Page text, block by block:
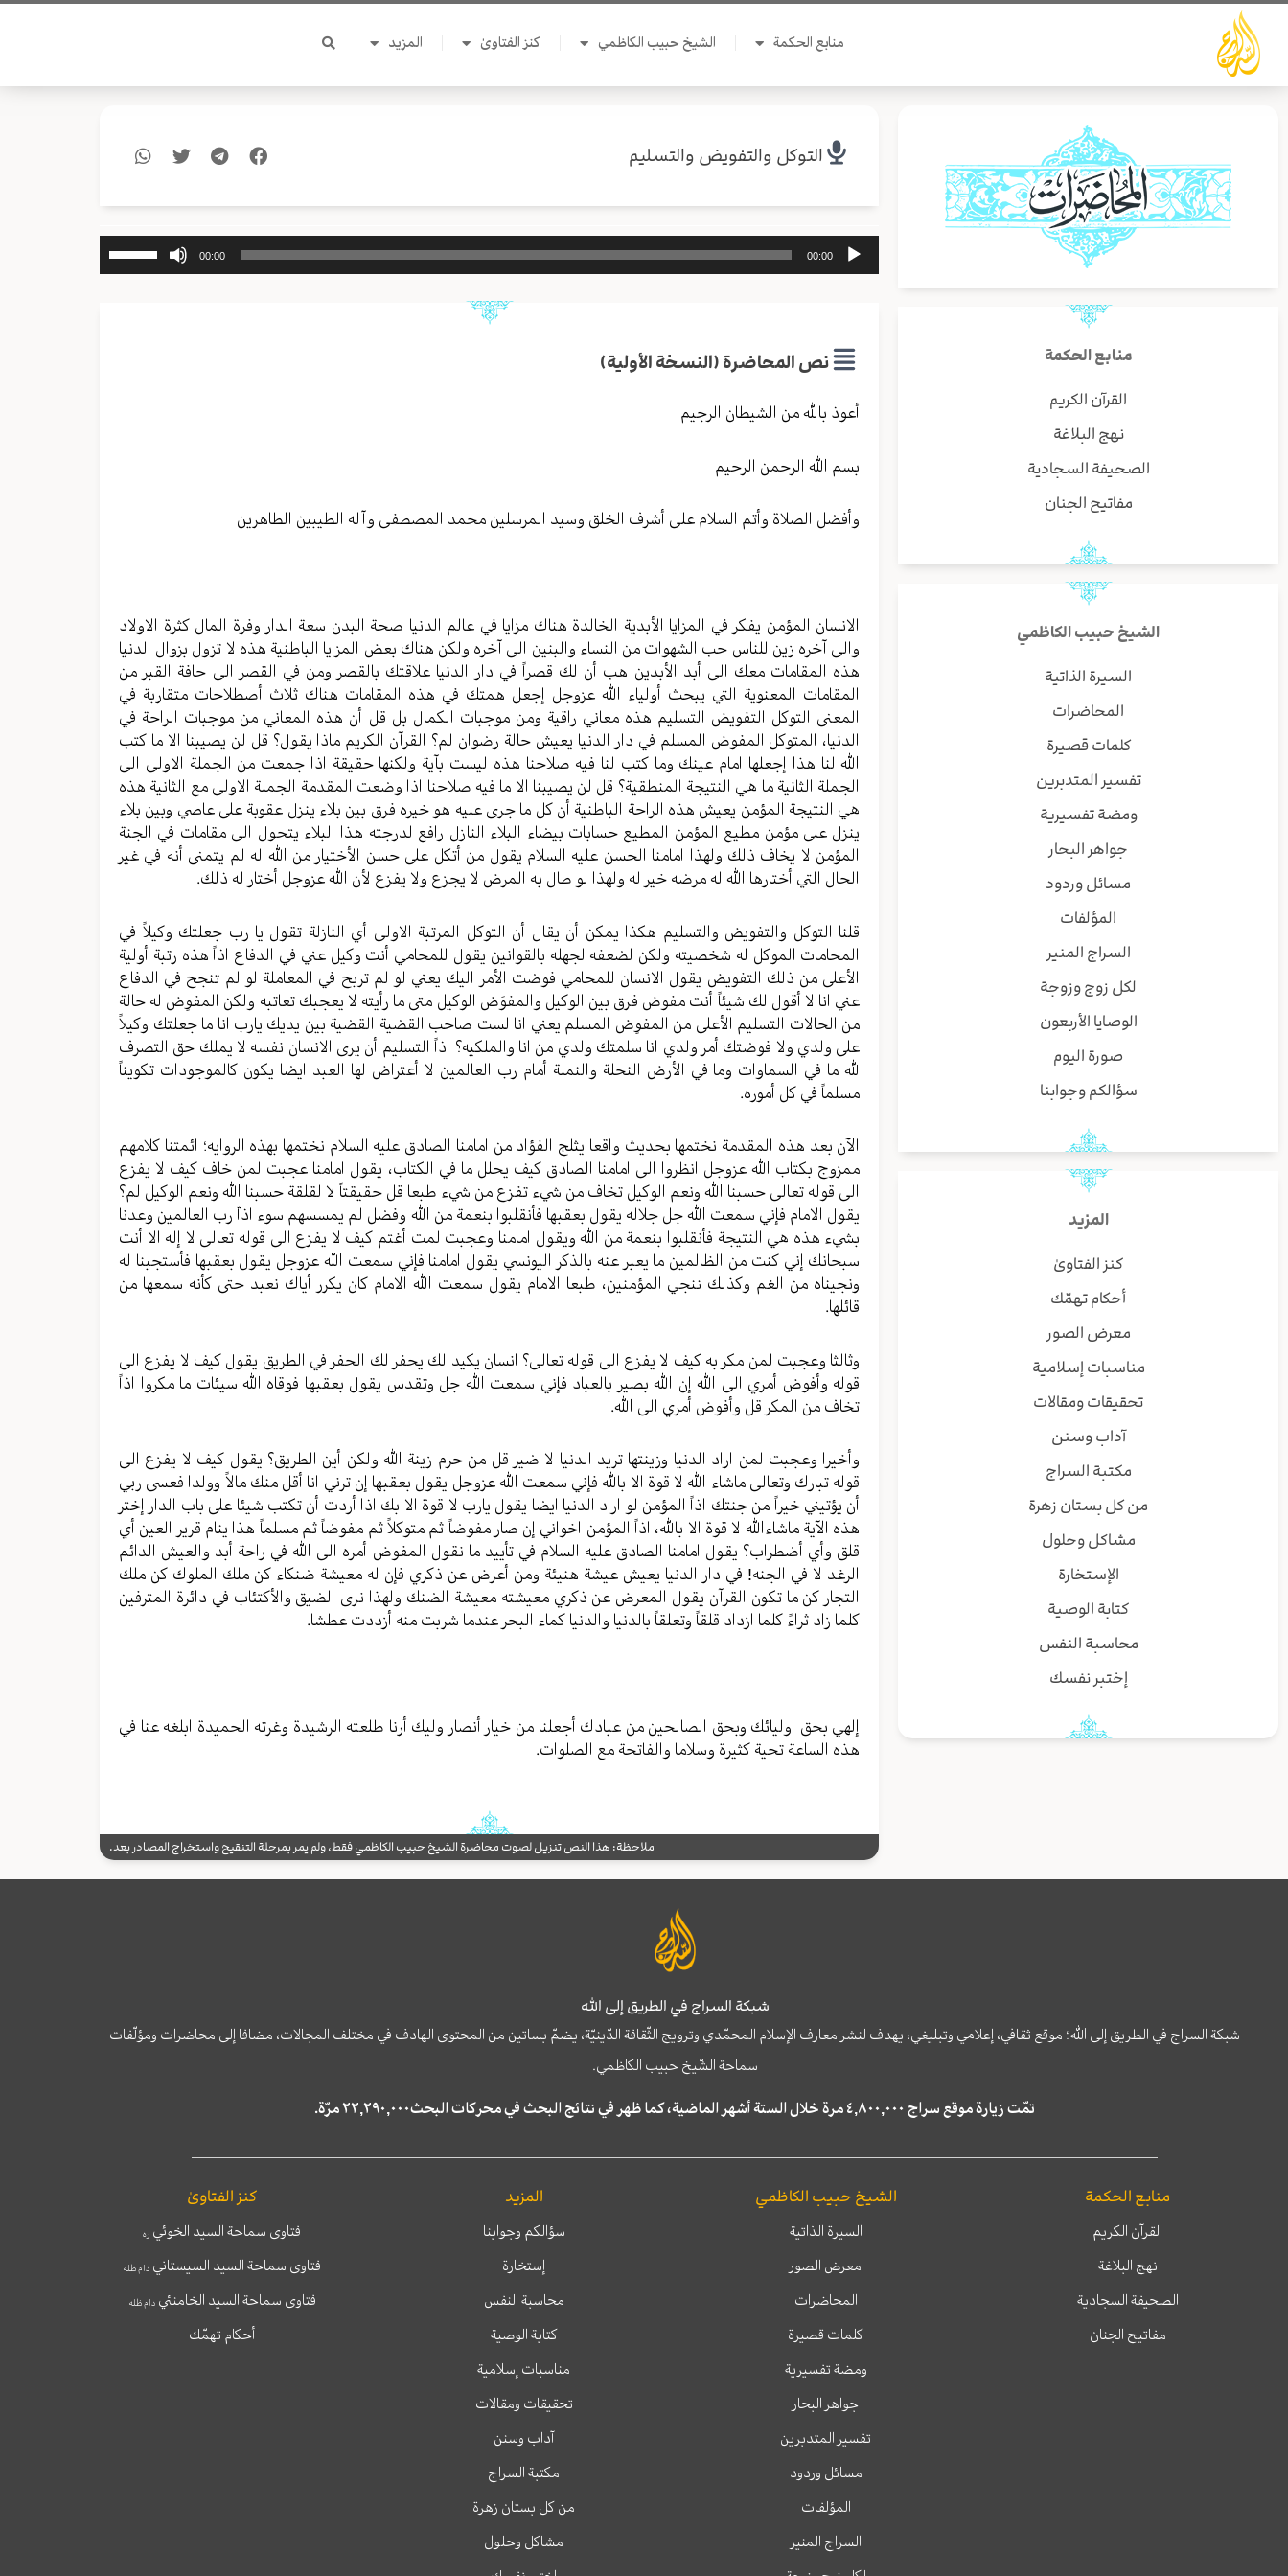
تخطي
المحتوى
منابع الحكمة الشيخ حبيب الكاظمي كنز الفتاوىٰ المزيد
منابع الحكمة
القرآن الكريم
نهج البلاغة
الصحيفة السجادية
مفاتيح الجنان
الشيخ حبيب الكاظمي
السيرة الذاتية
المحاضرات
كلمات قصيرة
تفسير المتدبرين
ومضة تفسيرية
جواهر البحار
مسائل وردود
المؤلفات
السراج المنير
لكل زوج وزوجة
الوصايا الأربعون
صورة اليوم
سؤالكم وجوابنا
المزيد
كنز الفتاوىٰ
أحكام تهمّك
معرض الصور
مناسبات إسلامية
تحقيقات ومقالات
آداب وسنن
مكتبة السراج
من كل بستان زهرة
مشاكل وحلول
الإستخارة
كتابة الوصية
محاسبة النفس
إختبر نفسك
التوكل والتفويض والتسليم
مشغل
00:00
00:00
نص المحاضرة (النسخة الأولية)
أعوذ بالله من الشیطان الرجیم
بسم الله الرحمن الرحیم
وأفضل الصلاة وأتم السلام علی أشرف الخلق وسید المرسلین محمد المصطفی وآله الطیبین الطاهرین
الانسان المؤمن يفكر في المزايا الأبدية الخالدة هناك مزايا في عالم الدنيا صحة البدن سعة الدار وفرة المال كثرة الاولاد
والى آخره زين للناس حب الشهوات من النساء والبنين الى آخره ولكن هناك بعض المزايا الباطنية هذه لا تزول بزوال الدنيا
هذه المقامات معك الى أبد الأبدين هب أن لك قصراً في دار الدنيا علاقتك بالقصر ومن في القصر الى حافة القبر من
المقامات المعنوية التي يبحث أولياء الله عزوجل إجعل همتك في هذه المقامات هناك ثلاث أصطلاحات متقاربة في
المعنى التوكل التفويض التسليم هذه معاني راقية ومن موجبات الكمال بل قل أن هذه المعاني من موجبات الراحة في
الدنيا، المتوكل المفوض المسلم في دار الدنيا يعيش حالة رضوان لم؟ القرآن الكريم ماذا يقول؟ قل لن يصيبنا الا ما كتب
الله لنا هذا إجعلها امام عينك وما كتب لنا فيه صلاحنا هذه ليست بآية ولكنها حقيقة اذا جمعت من الجملة الاولى الى
الجملة الثانية ما هي النتيجة المنطقية؟ قل لن يصيبنا الا ما فيه صلاحنا اذا وضعت المقدمة الجملة الاولى مع الثانية هذه
هي النتيجة المؤمن يعيش هذه الراحة الباطنية أن كل ما جرى عليه هو خيره فرق بين بلاء ينزل عقوبة على عاصي وبين بلاء
ينزل على مؤمن مطيع المؤمن المطيع حسابات بيضاء البلاء النازل رافع لدرجته هذا البلاء يتحول الى مقامات في الجنة
المؤمن لا يخاف ذلك ولهذا امامنا الحسن عليه السلام يقول من أتكل على حسن الأختيار من الله له لم يتمنى أنه في غير
الحال التي أختارها الله له مرضه خير له ولهذا لو طال به المرض لا يجزع ولا يفزع لأن الله عزوجل أختار له ذلك.
قلنا التوكل والتفويض والتسليم هكذا يمكن أن يقال أن التوكل المرتبة الاولى أي النازلة تقول يا رب جعلتك وكيلاً في
المحامات الموكل له شخصيته ولكن لضعفه لجهله بالقوانين يقول للمحامي أنت وكيل عني في الدفاع اذاً هذه رتبة أولية
الأعلى من ذلك التفويض يقول الانسان للمحامي فوضت الأمر اليك يعني لو لم تربح في المعاملة لو لم تنجح في الدفاع
عني انا لا أقول لك شيئاً أنت مفوض فرق بين الوكيل والمفوَض الوكيل متى ما رأيته لا يعجبك تعاتبه ولكن المفوِض له حالة
من الحالات التسليم الأعلى من المفوِض المسلم يعني انا لست صاحب القضية القضية بين يديك يارب انا ما جعلتك وكيلاً
على ولدي ولا فوضتك أمر ولدي انا سلمتك ولدي من انا والملكيه؟ اذاً التسليم أن يرى الانسان نفسه لا يملك حق التصرف
لله ما في السماوات وما في الأرض النحلة والنملة أمام رب العالمين لا أعتراض لها العبد ايضا يكون كالموجودات تكويناً
مسلماً في كل أموره.
الآن بعد هذه المقدمة نختمها بحديث واقعا يثلج الفؤاد من امامنا الصادق عليه السلام نختمها بهذه الروايه؛ ائمتنا كلامهم
ممزوج بكتاب الله عزوجل انظروا الى امامنا الصادق كيف يحلل ما في الكتاب، يقول امامنا عجبت لمن خاف كيف لا يفزع
الى قوله تعالى حسبنا الله ونعم الوكيل تخاف من شيء تفزع من شيء طبعا قل حقيقتاً لا لقلقة حسبنا الله ونعم الوكيل لم؟
يقول الامام فإني سمعت الله جل جلاله يقول بعقبها فأنقلبوا بنعمة من الله وفضل لم يمسسهم سوء اذاّ رب العالمين وعدنا
بشيء هذه هي النتيجة فأنقلبوا بنعمة من الله ويقول امامنا وعجبت لمت أغتم كيف لا يفزع الى قوله تعالى لا إله الا أنت
سبحانك إني كنت من الظالمين ما يعبر عنه بالذكر اليونسي يقول امامنا فإني سمعت الله عزوجل يقول بعقبها فأستجبنا له
ونجيناه من الغم وكذلك ننجي المؤمنين، طبعا الامام يقول سمعت الله الامام كان يكرر أياك نعبد حتى كأنه سمعها من
قائلها.
وثالثا وعجبت لمن مكر به كيف لا يفزع الى قوله تعالى؟ انسان يكيد لك يحفر لك الحفر في الطريق يقول كيف لا يفزع الى
قوله وأفوض أمري الى الله إن الله بصير بالعباد فإني سمعت الله جل وتقدس يقول بعقبها فوقاه الله سيئات ما مكروا اذاً
تخاف من المكر قل وأفوض أمري الى الله.
وأخيرا وعجبت لمن اراد الدنيا وزينتها تريد الدنيا لا ضير قل من حرم زينة الله ولكن أين الطريق؟ يقول كيف لا يفزع الى
قوله تبارك وتعالى ماشاء الله لا قوة الا بالله فإني سمعت الله عزوجل يقول بعقبها إن ترني انا أقل منك مالاً وولدا فعسى ربي
أن يؤتيني خيراً من جنتك اذاً المؤمن لو اراد الدنيا ايضا يقول يارب لا قوة الا بك اذا أردت أن تكتب شيئا على باب الدار إختر
هذه الآية ماشاءالله لا قوة الا بالله، اذاً المؤمن اخواني إن صار مفوضاً ثم متوكلاً ثم مفوضاً ثم مسلماً هذا ينام قرير العين أي
قلق وأي أضطراب؟ يقول امامنا الصادق عليه السلام في تأييد ما نقول المفوض أمره الى الله في راحة أبد والعيش الدائم
الرغد لا في الجنه! في دار الدنيا يعيش عيشة هنيئة ومن أعرض عن ذكري فإن له معيشة ضنكاء كن ملك الملوك كن ملك
التجار كن ما تكون القرآن يقول المعرض عن ذكري معيشته معيشة الضنك ولهذا نرى الضيق والأكتئاب في دائرة المترفين
كلما زاد ثراءً كلما ازداد قلقاً وتعلقاً بالدنيا والدنيا كماء البحر عندما شربت منه أزددت عطشا.
إلهي بحق اوليائك وبحق الصالحين من عبادك أجعلنا من خيار أنصار وليك أرنا طلعته الرشيدة وغرته الحميدة ابلغه عنا في
هذه الساعة تحية كثيرة وسلاما والفاتحة مع الصلوات.
ملاحظة: هذا النص تنزيل لصوت محاضرة الشيخ حبيب الكاظمي فقط، ولم يمر بمرحلة التنقيح واستخراج المصادر بعد.
شبكة السراج في الطريق إلى الله
شبكة السراج في الطريق إلى الله؛ موقع ثقافي، إعلامي وتبليغي، يهدف لنشر معارف الإسلام المحمّدي وترويج الثّقافة الدّينيّة، يضمّ بساتين من المحتوى الهادف في مختلف المجالات، مضافا إلى محاضرات ومؤلّفات
سماحة الشّيخ حبيب الكاظمي.
تمّت زيارة موقع سراج ٤,٨٠٠,٠٠٠ مرة خلال الستة أشهر الماضية، كما ظهر في نتائج البحث في محركات البحث٢٢,٢٩٠,٠٠٠ مرّة.
منابع الحكمة
القرآن الكريم
نهج البلاغة
الصحيفة السجادية
مفاتيح الجنان
الشيخ حبيب الكاظمي
السيرة الذاتية
معرض الصور
المحاضرات
كلمات قصيرة
ومضة تفسيرية
جواهر البحار
تفسير المتدبرين
مسائل وردود
المؤلفات
السراج المنير
المزيد
سؤالكم وجوابنا
إستخارة
محاسبة النفس
كتابة الوصية
مناسبات إسلامية
تحقيقات ومقالات
آداب وسنن
مكتبة السراج
من كل بستان زهرة
مشاكل وحلول
كنز الفتاوىٰ
فتاوى سماحة السيد الخوئي ره
فتاوى سماحة السيد السيستاني دام ظله
فتاوى سماحة السيد الخامنئيدام ظله
أحكام تهمّك